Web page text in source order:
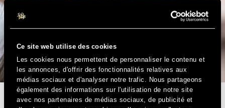
Ce site web utilise des cookies
Les cookies nous permettent de personnaliser le contenu et
les annonces, d'offrir des fonctionnalités relatives aux
médias sociaux et d'analyser notre trafic. Nous partageons
également des informations sur l'utilisation de notre site
avec nos partenaires de médias sociaux, de publicité et
SOLIDAYS ANNULÉ, SOLIDARITÉ SIDA EN DANGER